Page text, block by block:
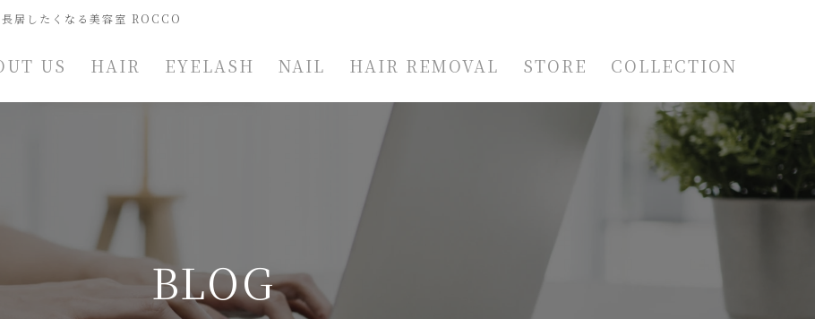
居したくなる美容室 ROCCO
US HAIR EYELASH NAIL HAIR REMOVAL STORE COLLECTION
BLOG